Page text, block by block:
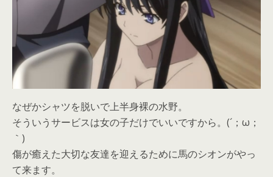
なぜかシャツを脱いで上半身裸の水野。
そういうサービスは女の子だけでいいですから。(´；ω；
｀)
傷が癒えた大切な友達を迎えるために馬のシオンがやっ
て来ます。